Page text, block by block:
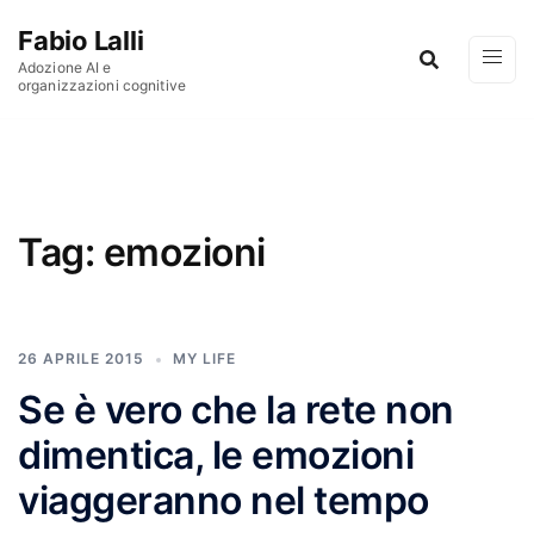
Fabio Lalli
Adozione AI e
organizzazioni cognitive
Tag: emozioni
26 APRILE 2015 MY LIFE
Se è vero che la rete non
dimentica, le emozioni
viaggeranno nel tempo